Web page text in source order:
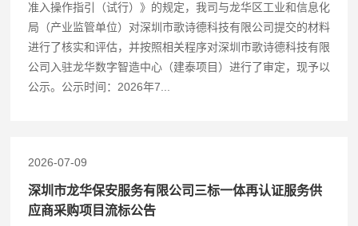
准入操作指引（试行）》的规定，我司与龙华区工业和信息化
局（产业监管单位）对深圳市歌诗德科技有限公司提交的材料
进行了核实和评估，并按照相关程序对深圳市歌诗德科技有限
公司入驻龙华数字智造中心（建泰项目）进行了审定，现予以
公示。公示时间：2026年7...
2026-07-09
深圳市龙华保安服务有限公司三标一体再认证服务供
应商采购项目流标公告